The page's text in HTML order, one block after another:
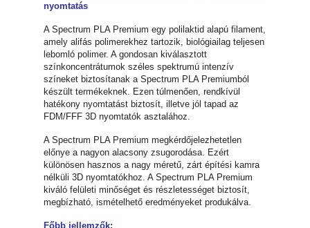
nyomtatás
A Spectrum PLA Premium egy polilaktid alapú filament,
amely alifás polimerekhez tartozik, biológiailag teljesen
lebomló polimer. A gondosan kiválasztott
színkoncentrátumok széles spektrumú intenzív
színeket biztosítanak a Spectrum PLA Premiumból
készült termékeknek. Ezen túlmenően, rendkívül
hatékony nyomtatást biztosít, illetve jól tapad az
FDM/FFF 3D nyomtatók asztalához.
A Spectrum PLA Premium megkérdőjelezhetetlen
előnye a nagyon alacsony zsugorodása. Ezért
különösen hasznos a nagy méretű, zárt építési kamra
nélküli 3D nyomtatókhoz. A Spectrum PLA Premium
kiváló felületi minőséget és részletességet biztosít,
megbízható, ismételhető eredményeket produkálva.
Főbb jellemzők: